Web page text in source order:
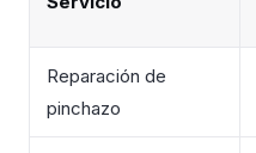
Reparación de
pinchazo